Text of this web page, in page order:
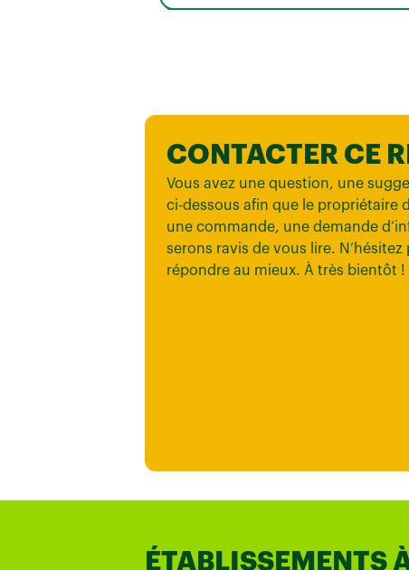
CONTACTER CE
Vous avez une question, une
ci-dessous afin que le propriétaire
une commande, une demande
serons ravis de vous lire.
répondre au mieux. À très bientôt !
ÉTABLISSEMENTS